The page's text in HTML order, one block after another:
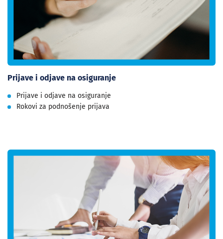
Prijave i odjave na osiguranje
Prijave i odjave na osiguranje
Rokovi za podnošenje prijava